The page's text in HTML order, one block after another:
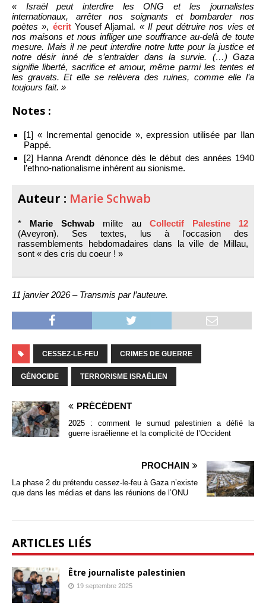
« Israël peut interdire les ONG et les journalistes
internationaux, arrêter nos soignants et bombarder nos
poètes », écritYousef Aljamal. « Il peut détruire nos vies et
nos maisons et nous infliger une souffrance au-delà de toute
mesure. Mais il ne peut interdire notre lutte pour la justice et
notre désir inné de s’entraider dans la survie. (…) Gaza
signifie liberté, sacrifice et amour, même parmi les tentes et
les gravats. Et elle se relèvera des ruines, comme elle l’a
toujours fait. »
Notes :
[1] « Incremental genocide », expression utilisée par Ilan
Pappé.
[2] Hanna Arendt dénonce dès le début des années 1940
l’ethno-nationalisme inhérent au sionisme.
Auteur : Marie Schwab
* Marie Schwab milite au Collectif Palestine 12
(Aveyron). Ses textes, lus à l'occasion des
rassemblements hebdomadaires dans la ville de Millau,
sont « des cris du coeur ! »
11 janvier 2026 – Transmis par l’auteure.
CESSEZ-LE-FEU CRIMES DE GUERRE
GÉNOCIDE TERRORISME ISRAÉLIEN
PRÉCÉDENT
2025 : comment le sumud palestinien a défié la
guerre israélienne et la complicité de l’Occident
PROCHAIN
La phase 2 du prétendu cessez-le-feu à Gaza n’existe
que dans les médias et dans les réunions de l’ONU
ARTICLES LIÉS
Être journaliste palestinien
19 septembre 2025